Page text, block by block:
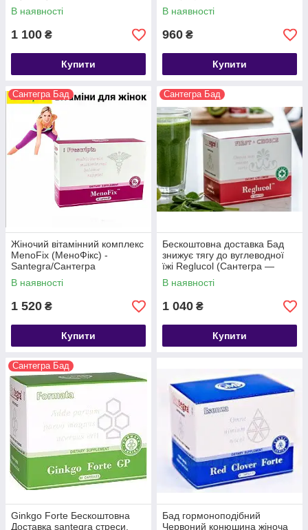
В наявності
1 100 ₴
Купити
хвороби Santegra
В наявності
960 ₴
Купити
Сантегра Бад
Жіночий вітамінний комплекс
MenoFix (МеноФікс) -
Santegra/Сантегра
менопауза
В наявності
1 520 ₴
Купити
Сантегра Бад
Бескоштовна доставка Бад
знижує тягу до вуглеводної
їжі Reglucol (Сантегра —
Santegra) Хром США
В наявності
1 040 ₴
Купити
Сантегра Бад
Ginkgo Forte Бескоштовна
Доставка santegra стреси,
Бад гормоноподібний
Червоний конюшина жіноча